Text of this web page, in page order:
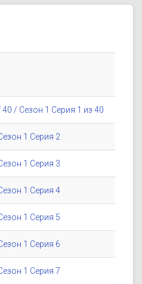
/ Сезон 1 Серия 1 из 40
1 Серия 2
1 Серия 3
1 Серия 4
1 Серия 5
1 Серия 6
1 Серия 7